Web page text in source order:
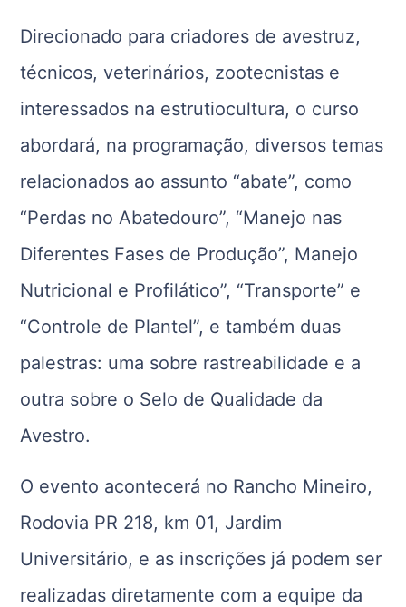
Direcionado para criadores de avestruz,
técnicos, veterinários, zootecnistas e
interessados na estrutiocultura, o curso
abordará, na programação, diversos temas
relacionados ao assunto “abate”, como
“Perdas no Abatedouro”, “Manejo nas
Diferentes Fases de Produção”, Manejo
Nutricional e Profilático”, “Transporte” e
“Controle de Plantel”, e também duas
palestras: uma sobre rastreabilidade e a
outra sobre o Selo de Qualidade da
Avestro.
O evento acontecerá no Rancho Mineiro,
Rodovia PR 218, km 01, Jardim
Universitário, e as inscrições já podem ser
realizadas diretamente com a equipe da